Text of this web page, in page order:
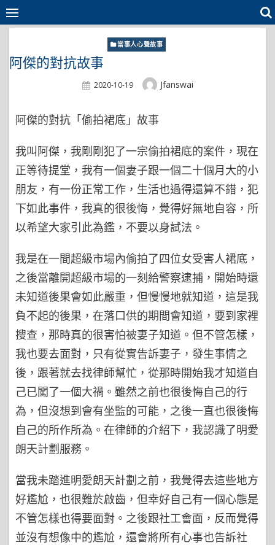
Skip
to
當事人心聲故事
阿傑的對抗故事
Posted
2020-10-19 Author
Jfanswai
阿傑的對抗「偷拍裙底」故事
我叫阿傑，我剛剛犯了一宗偷拍裙底的案件，現在
正等待提堂，我有一個妻子跟一個二十個月大的小
朋友，有一份正常工作，生活也過得還算不錯，犯
下如此事件，我真的很後悔，覺得好無地自容，所
以希望大家引此為鑑，不要以身試法。
我是在一間超級市場內偷拍了四位女受害人裙底，
之後當離開超級市場的一刻給警察逮捕，開始時還
未知道後果會如此嚴重，但慢慢地就知道，這是我
負不起的後果，在落口供的期間會知道，要到家裡
搜查，那時真的很害怕被妻子知道。但不管怎樣，
我也要去面對，只有從實告訴妻子，發生事情之
後，跟著就去找律師幫忙，從那時開始我才知道自
己已闖了一個大禍。雖然之前也很後悔自己的行
為，但沒想到會有坐監的可能，之後一直也很後悔
自己的所作所為。在律師的介紹下，我認識了明愛
朗天計劃服務。
當我未踏進明愛朗天計劃之前，我覺得去這些地方
好尷尬，也很難於啟齒，但幸好自己有一個心態是
不管怎樣也得要面對。之後跟社工會面，反而覺得
並沒有想像中的尷尬，還會將所有心事也告訴社